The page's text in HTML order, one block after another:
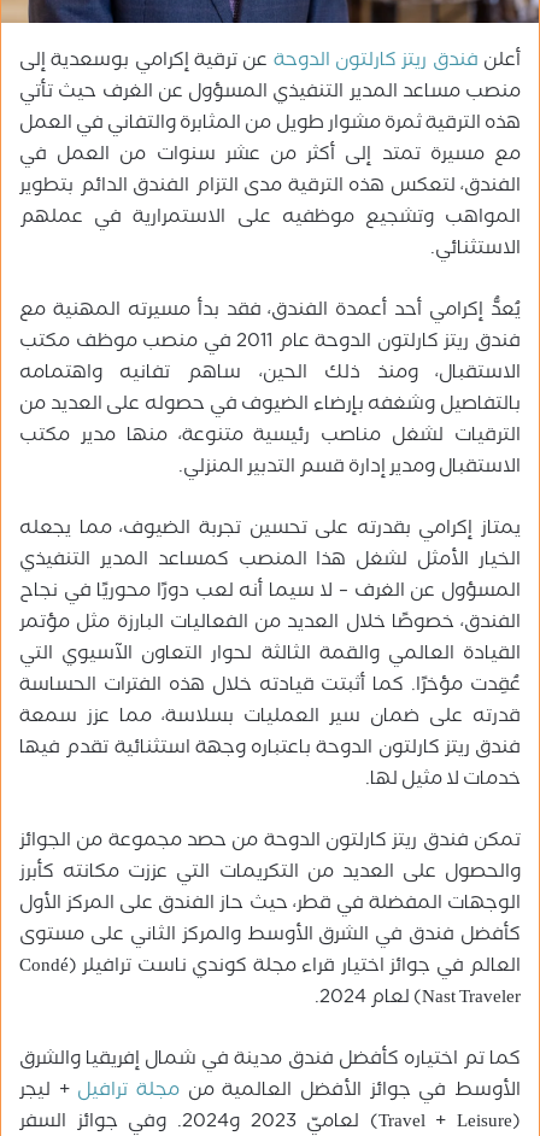
ا
أعلن فندق ريتز كارلتون الدوحة عن ترقية إكرامي بوسعدية إلى
منصب مساعد المدير التنفيذي المسؤول عن الغرف حيث تأتي
هذه الترقية ثمرة مشوار طويل من المثابرة والتفاني في العمل
مع مسيرة تمتد إلى أكثر من عشر سنوات من العمل في
الفندق، لتعكس هذه الترقية مدى التزام الفندق الدائم بتطوير
المواهب وتشجيع موظفيه على الاستمرارية في عملهم
الاستثنائي.
يُعدُّ إكرامي أحد أعمدة الفندق، فقد بدأ مسيرته المهنية مع
فندق ريتز كارلتون الدوحة عام 2011 في منصب موظف مكتب
الاستقبال، ومنذ ذلك الحين، ساهم تفانيه واهتمامه
بالتفاصيل وشغفه بإرضاء الضيوف في حصوله على العديد من
الترقيات لشغل مناصب رئيسية متنوعة، منها مدير مكتب
الاستقبال ومدير إدارة قسم التدبير المنزلي.
يمتاز إكرامي بقدرته على تحسين تجربة الضيوف، مما يجعله
الخيار الأمثل لشغل هذا المنصب كمساعد المدير التنفيذي
المسؤول عن الغرف – لا سيما أنه لعب دورًا محوريًا في نجاح
الفندق، خصوصًا خلال العديد من الفعاليات البارزة مثل مؤتمر
القيادة العالمي والقمة الثالثة لحوار التعاون الآسيوي التي
عُقِدت مؤخرًا. كما أثبتت قيادته خلال هذه الفترات الحساسة
قدرته على ضمان سير العمليات بسلاسة، مما عزز سمعة
فندق ريتز كارلتون الدوحة باعتباره وجهة استثنائية تقدم فيها
خدمات لا مثيل لها.
تمكن فندق ريتز كارلتون الدوحة من حصد مجموعة من الجوائز
والحصول على العديد من التكريمات التي عززت مكانته كأبرز
الوجهات المفضلة في قطر، حيث حاز الفندق على المركز الأول
كأفضل فندق في الشرق الأوسط والمركز الثاني على مستوى
العالم في جوائز اختيار قراء مجلة كوندي ناست ترافيلر (Condé
Nast Traveler) لعام 2024.
كما تم اختياره كأفضل فندق مدينة في شمال إفريقيا والشرق
الأوسط في جوائز الأفضل العالمية من مجلة ترافيل + ليجر
(Travel + Leisure) لعاميّ 2023 و2024. وفي جوائز السفر